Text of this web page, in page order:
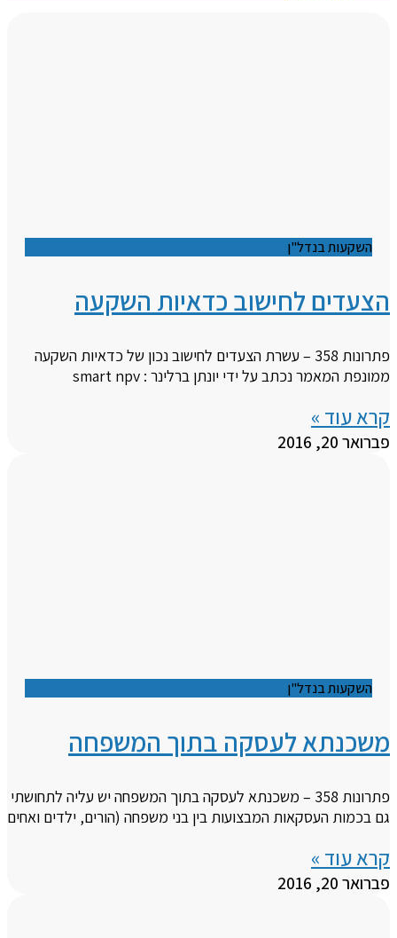
השקעות בנדל"ן
הצעדים לחישוב כדאיות השקעה
פתרונות 358 – עשרת הצעדים לחישוב נכון של כדאיות השקעה
ממונפת המאמר נכתב על ידי יונתן ברלינר : smart npv
קרא עוד »
פברואר 20, 2016
השקעות בנדל"ן
משכנתא לעסקה בתוך המשפחה
פתרונות 358 – משכנתא לעסקה בתוך המשפחה יש עליה לתחושתי
גם בכמות העסקאות המבצועות בין בני משפחה (הורים, ילדים ואחים
קרא עוד »
פברואר 20, 2016